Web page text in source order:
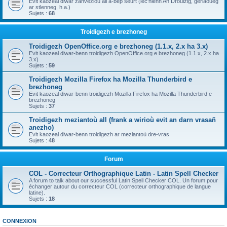
ar stlenneg, h.a.)
Sujets : 68
Troidigezh e brezhoneg
Troidigezh OpenOffice.org e brezhoneg (1.1.x, 2.x ha 3.x)
Evit kaozeal diwar-benn troidigezh OpenOffice.org e brezhoneg (1.1.x, 2.x ha
3.x)
Sujets : 59
Troidigezh Mozilla Firefox ha Mozilla Thunderbird e
brezhoneg
Evit kaozeal diwar-benn troidigezh Mozilla Firefox ha Mozilla Thunderbird e
brezhoneg
Sujets : 37
Troidigezh meziantoù all (frank a wirioù evit an darn vrasañ
anezho)
Evit kaozeal diwar-benn troidigezh ar meziantoù dre-vras
Sujets : 48
Forum
COL - Correcteur Orthographique Latin - Latin Spell Checker
A forum to talk about our successful Latin Spell Checker COL. Un forum pour
échanger autour du correcteur COL (correcteur orthographique de langue
latine).
Sujets : 18
CONNEXION